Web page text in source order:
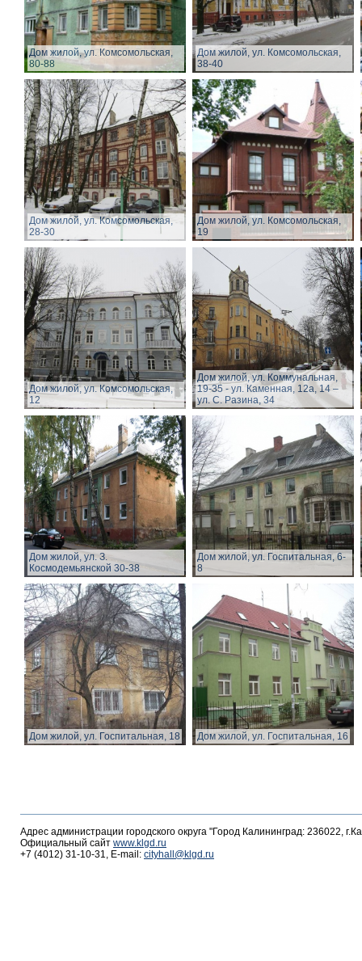
Дом жилой, ул. Комсомольская,
80-88
Дом жилой, ул. Комсомольская,
38-40
Дом жилой, ул. Комсомольская,
28-30
Дом жилой, ул. Комсомольская,
19
Дом жилой, ул. Комсомольская,
12
Дом жилой, ул. Коммунальная,
19-35 - ул. Каменная, 12а, 14 –
ул. С. Разина, 34
Дом жилой, ул. З.
Космодемьянской 30-38
Дом жилой, ул. Госпитальная, 6-
8
Дом жилой, ул. Госпитальная, 18 Дом жилой, ул. Госпитальная, 16
Адрес администрации городского округа "Город Калининград: 236022,
Официальный сайт www.klgd.ru
+7 (4012) 31-10-31, E-mail: cityhall@klgd.ru